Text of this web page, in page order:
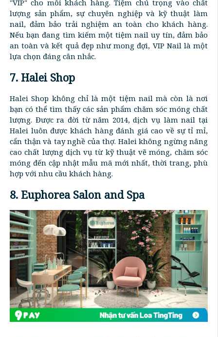
"VIP" cho mỗi khách hàng. Tiệm chú trọng vào chất
lượng sản phẩm, sự chuyên nghiệp và kỹ thuật làm
nail, đảm bảo trải nghiệm an toàn cho khách hàng.
Nếu bạn đang tìm kiếm một tiệm nail uy tín, đảm bảo
an toàn và kết quả đẹp như mong đợi, VIP Nail là một
lựa chọn đáng cân nhắc.
7. Halei Shop
Halei Shop không chỉ là một tiệm nail mà còn là nơi
bạn có thể tìm thấy các sản phẩm chăm sóc móng chất
lượng. Được ra đời từ năm 2014, dịch vụ làm nail tại
Halei luôn được khách hàng đánh giá cao về sự tỉ mỉ,
cẩn thận và tay nghề của thợ. Halei không ngừng nâng
cao chất lượng dịch vụ từ kỹ thuật vẽ móng, chăm sóc
móng đến cập nhật mẫu mã mới nhất, thời trang, phù
hợp với nhu cầu khách hàng.
8. Euphorea Salon and Spa